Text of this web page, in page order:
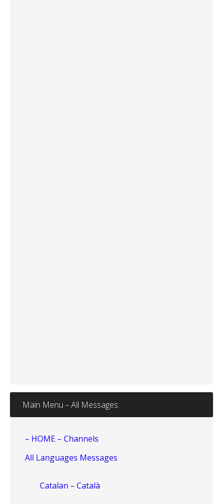
Main Menu – All Messages:
– HOME – Channels
All Languages Messages
Catalan – Català